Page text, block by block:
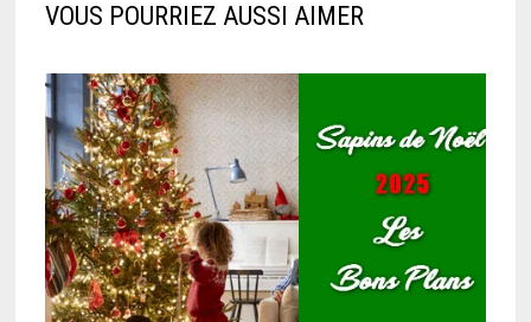
VOUS POURRIEZ AUSSI AIMER